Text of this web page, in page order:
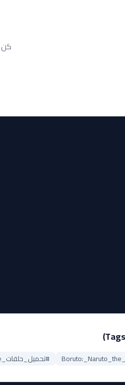
#تحميل_حلقات_Boruto:_Naruto_the_Movie